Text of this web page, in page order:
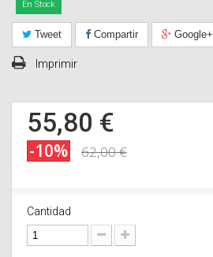
En Stock
Tweet Compartir Google+
Imprimir
55,80 €
-10% 62,00 €
Cantidad